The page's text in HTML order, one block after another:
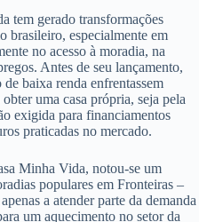
tem gerado transformações
brasileiro, especialmente em
no acesso à moradia, na
Antes de seu lançamento,
baixa renda enfrentassem
uma casa própria, seja pela
exigida para financiamentos
praticadas no mercado.
Minha Vida, notou-se um
populares em Fronteiras –
a atender parte da demanda
um aquecimento no setor da